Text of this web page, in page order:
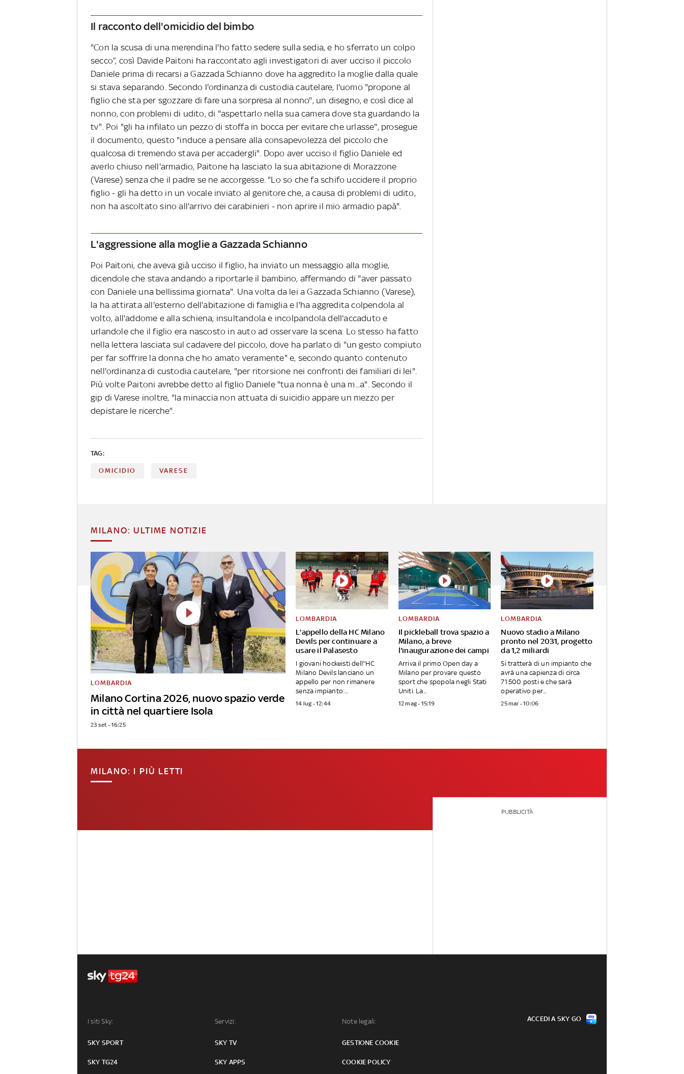
Il racconto dell'omicidio del bimbo
"Con la scusa di una merendina l'ho fatto sedere sulla sedia, e ho sferrato un colpo
secco”, così Davide Paitoni ha raccontato agli investigatori di aver ucciso il piccolo
Daniele prima di recarsi a Gazzada Schianno dove ha aggredito la moglie dalla quale
si stava separando. Secondo l'ordinanza di custodia cautelare, l'uomo "propone al
figlio che sta per sgozzare di fare una sorpresa al nonno", un disegno, e così dice al
nonno, con problemi di udito, di "aspettarlo nella sua camera dove sta guardando la
tv". Poi "gli ha infilato un pezzo di stoffa in bocca per evitare che urlasse", prosegue
il documento, questo "induce a pensare alla consapevolezza del piccolo che
qualcosa di tremendo stava per accadergli". Dopo aver ucciso il figlio Daniele ed
averlo chiuso nell'armadio, Paitone ha lasciato la sua abitazione di Morazzone
(Varese) senza che il padre se ne accorgesse. "Lo so che fa schifo uccidere il proprio
figlio - gli ha detto in un vocale inviato al genitore che, a causa di problemi di udito,
non ha ascoltato sino all'arrivo dei carabinieri - non aprire il mio armadio papà".
L'aggressione alla moglie a Gazzada Schianno
Poi Paitoni, che aveva già ucciso il figlio, ha inviato un messaggio alla moglie,
dicendole che stava andando a riportarle il bambino, affermando di "aver passato
con Daniele una bellissima giornata". Una volta da lei a Gazzada Schianno (Varese),
la ha attirata all'esterno dell'abitazione di famiglia e l'ha aggredita colpendola al
volto, all'addome e alla schiena, insultandola e incolpandola dell'accaduto e
urlandole che il figlio era nascosto in auto ad osservare la scena. Lo stesso ha fatto
nella lettera lasciata sul cadavere del piccolo, dove ha parlato di "un gesto compiuto
per far soffrire la donna che ho amato veramente" e, secondo quanto contenuto
nell'ordinanza di custodia cautelare, "per ritorsione nei confronti dei familiari di lei".
Più volte Paitoni avrebbe detto al figlio Daniele "tua nonna è una m...a". Secondo il
gip di Varese inoltre, "la minaccia non attuata di suicidio appare un mezzo per
depistare le ricerche".
TAG:
OMICIDIO VARESE
MILANO: ULTIME NOTIZIE
Milano Cortina 2026, nuovo spazio verde
in città nel quartiere Isola
LOMBARDIA
23 set - 16:25
L'appello della HC Milano
Devils per continuare a
usare il Palasesto
LOMBARDIA
I giovani hockeisti dell'’HC
Milano Devils lanciano un
appello per non rimanere
senza impianto:...
14 lug - 12:44
Il pickleball trova spazio a
Milano, a breve
l'inaugurazione dei campi
LOMBARDIA
Arriva il primo Open day a
Milano per provare questo
sport che spopola negli Stati
Uniti. La...
12 mag - 15:19
Nuovo stadio a Milano
pronto nel 2031, progetto
da 1,2 miliardi
LOMBARDIA
Si tratterà di un impianto che
avrà una capienza di circa
71.500 posti e che sarà
operativo per...
25 mar - 10:06
MILANO: I PIÙ LETTI
PUBBLICITÀ
I siti Sky:
SKY SPORT
SKY TG24
Servizi:
SKY TV
SKY APPS
Note legali:
GESTIONE COOKIE
COOKIE POLICY
ACCEDI A SKY GO